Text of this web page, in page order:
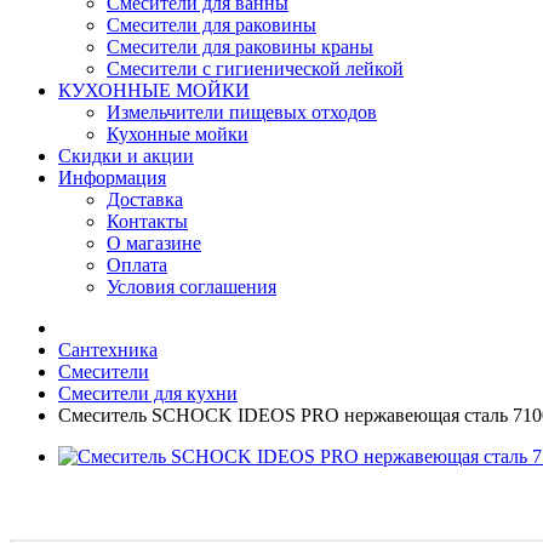
Смесители для раковины
Смесители для раковины краны
Смесители с гигиенической лейкой
КУХОННЫЕ МОЙКИ
Измельчители пищевых отходов
Кухонные мойки
Скидки и акции
Информация
Доставка
Контакты
О магазине
Оплата
Условия соглашения
Сантехника
Смесители
Смесители для кухни
Смеситель SCHOCK IDEOS PRO нержавеющая сталь